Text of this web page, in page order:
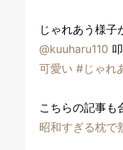
じゃれあう様子
@kuuharu110
可愛い #じゃれ
こちらの記事も
昭和すぎる枕で